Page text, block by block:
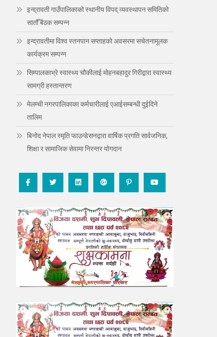
इन्द्रावती गाउँपालिकाको स्थानीय विपद् व्यवस्थापन समितिको
सातौँ बैठक सम्पन्न
इन्द्रावतीमा विश्व स्तनपान सप्ताहको अवसरमा सचेतनामूलक
कार्यक्रम सम्पन्न
सिम्पालकाभ्रे स्वास्थ्य चौकीलाई मोहनबहादुर गिरीद्वारा स्वास्थ्य
सामग्री हस्तान्तरण
मेलम्ची नगरपालिकाका कर्मचारीलाई एआईसम्बन्धी दुईदिने
तालिम
बिनोद नेपाल स्मृति फाउन्डेसनद्वारा वार्षिक प्रगति सार्वजनिक,
शिक्षा र सामाजिक सेवामा निरन्तर योगदान